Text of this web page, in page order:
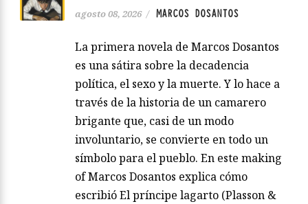
agosto 08, 2026 / MARCOS DOSANTOS
La primera novela de Marcos Dosantos
es una sátira sobre la decadencia
política, el sexo y la muerte. Y lo hace a
través de la historia de un camarero
brigante que, casi de un modo
involuntario, se convierte en todo un
símbolo para el pueblo. En este making
of Marcos Dosantos explica cómo
escribió El príncipe lagarto (Plasson &